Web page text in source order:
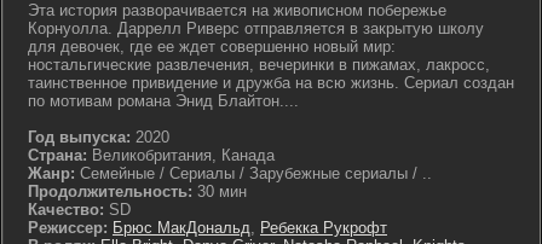
Эта история разворачивается на живописном побережье
Корнуолла. Даррелл Риверс отправляется в закрытую школу
для девочек, где ее ждет совершенно новый мир:
ностальгические развлечения, вечеринки в пижамах, лакросс,
таинственное привидение и дружба на всю жизнь. Сериал создан
по мотивам романа Энид Блайтон....
Год выпуска: 2020
Страна: Великобритания, Канада
Жанр: Семейные / Сериалы / Зарубежные сериалы / ..
Продолжительность: 30 мин
Качество: SD
Режиссер: Брюс МакДональд, Ребекка Рукрофт